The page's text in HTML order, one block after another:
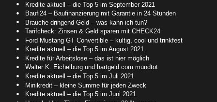
Kredite aktuell – die Top 5 im September 2021
Baufi24 – Baufinanzierung mit Garantie in 24 Stunden
Brauche dringend Geld – was kann ich tun?
Tarifcheck: Zinsen & Geld sparen mit CHECK24
Ford Mustang GT Convertible – kultig, cool und trinkfest
Kredite aktuell – die Top 5 im August 2021
Kredite für Arbeitslose – das ist hier möglich
Walter K. Eichelburg und hartgeld.com mundtot
Kredite aktuell – die Top 5 im Juli 2021
Minikredit – kleine Summe für jeden Zweck
Kredite aktuell – die Top 5 im Juni 2021